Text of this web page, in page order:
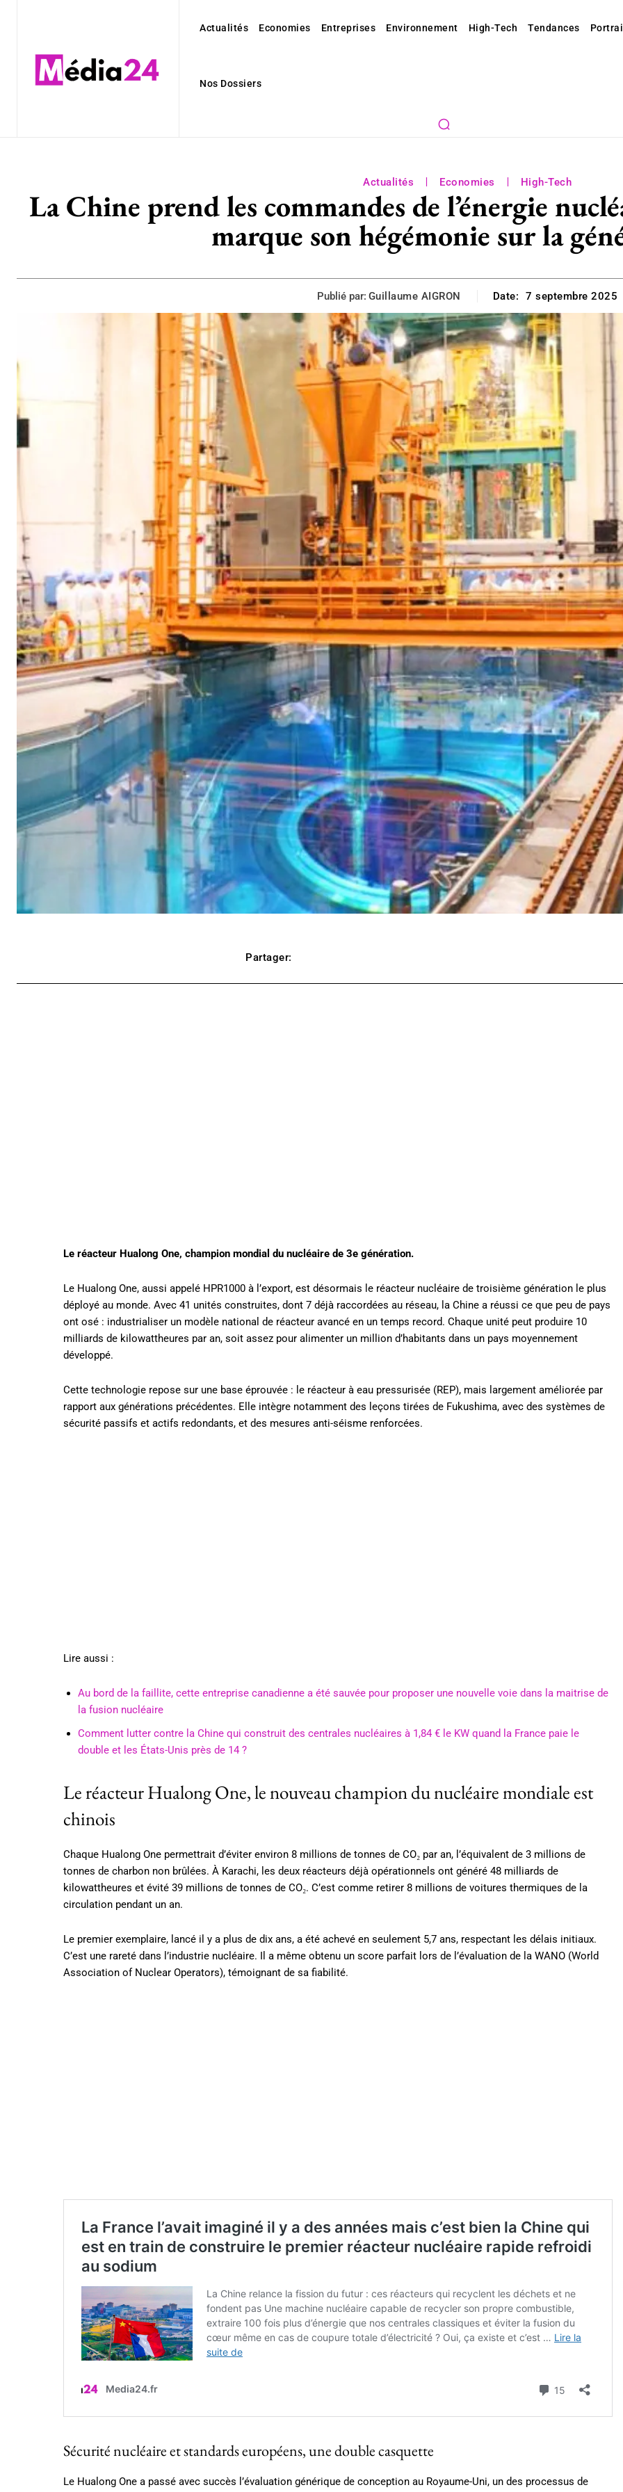
Actualités Economies Entreprises Environnement High-Tech Tendances
Nos Dossiers
Actualités Economies High-Tech
La Chine prend les commandes de l’énergie
marque son hégémonie sur la
Publié par: Guillaume AIGRON Date: 7 septembre 2025
Partager:
Le réacteur Hualong One, champion mondial du nucléaire de 3e génération.
Le Hualong One, aussi appelé HPR1000 à l’export, est désormais le réacteur nucléaire de troisième génération le plus
déployé au monde. Avec 41 unités construites, dont 7 déjà raccordées au réseau, la Chine a réussi ce que peu de pays
ont osé : industrialiser un modèle national de réacteur avancé en un temps record. Chaque unité peut produire 10
milliards de kilowattheures par an, soit assez pour alimenter un million d’habitants dans un pays moyennement
développé.
Cette technologie repose sur une base éprouvée : le réacteur à eau pressurisée (REP), mais largement améliorée par
rapport aux générations précédentes. Elle intègre notamment des leçons tirées de Fukushima, avec des systèmes de
sécurité passifs et actifs redondants, et des mesures anti-séisme renforcées.
Lire aussi :
Au bord de la faillite, cette entreprise canadienne a été sauvée pour proposer une nouvelle voie dans la maitrise de
la fusion nucléaire
Comment lutter contre la Chine qui construit des centrales nucléaires à 1,84 € le KW quand la France paie le
double et les États-Unis près de 14 ?
Le réacteur Hualong One, le nouveau champion du nucléaire mondiale est
chinois
Chaque Hualong One permettrait d’éviter environ 8 millions de tonnes de CO₂ par an, l’équivalent de 3 millions de
tonnes de charbon non brûlées. À Karachi, les deux réacteurs déjà opérationnels ont généré 48 milliards de
kilowattheures et évité 39 millions de tonnes de CO₂. C’est comme retirer 8 millions de voitures thermiques de la
circulation pendant un an.
Le premier exemplaire, lancé il y a plus de dix ans, a été achevé en seulement 5,7 ans, respectant les délais initiaux.
C’est une rareté dans l’industrie nucléaire. Il a même obtenu un score parfait lors de l’évaluation de la WANO (World
Association of Nuclear Operators), témoignant de sa fiabilité.
Sécurité nucléaire et standards européens, une double casquette
Le Hualong One a passé avec succès l’évaluation générique de conception au Royaume-Uni, un des processus de